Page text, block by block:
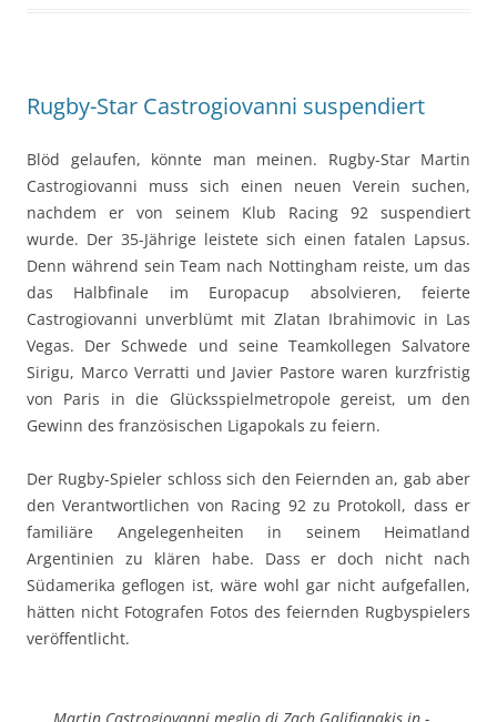
Rugby-Star Castrogiovanni suspendiert
Blöd gelaufen, könnte man meinen. Rugby-Star Martin
Castrogiovanni muss sich einen neuen Verein suchen,
nachdem er von seinem Klub Racing 92 suspendiert
wurde. Der 35-Jährige leistete sich einen fatalen Lapsus.
Denn während sein Team nach Nottingham reiste, um das
das Halbfinale im Europacup absolvieren, feierte
Castrogiovanni unverblümt mit Zlatan Ibrahimovic in Las
Vegas. Der Schwede und seine Teamkollegen Salvatore
Sirigu, Marco Verratti und Javier Pastore waren kurzfristig
von Paris in die Glücksspielmetropole gereist, um den
Gewinn des französischen Ligapokals zu feiern.
Der Rugby-Spieler schloss sich den Feiernden an, gab aber
den Verantwortlichen von Racing 92 zu Protokoll, dass er
familiäre Angelegenheiten in seinem Heimatland
Argentinien zu klären habe. Dass er doch nicht nach
Südamerika geflogen ist, wäre wohl gar nicht aufgefallen,
hätten nicht Fotografen Fotos des feiernden Rugbyspielers
veröffentlicht.